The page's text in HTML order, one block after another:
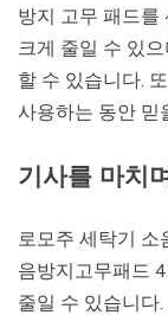
방지 고무 패드를
크게 줄일 수 있
할 수 있습니다.
사용하는 동안 믿
기사를 마치
로모주 세탁기
음방지고무패드
줄일 수 있습니다